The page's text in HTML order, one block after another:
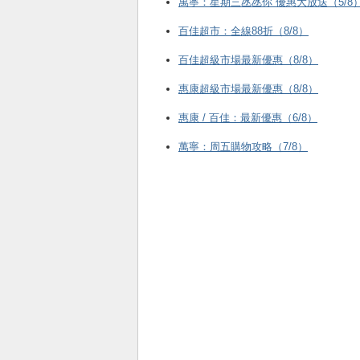
百佳超市：全線88折（8/8）
百佳超級市場最新優惠（8/8）
惠康超級市場最新優惠（8/8）
惠康 / 百佳：最新優惠（6/8）
萬寧：周五購物攻略（7/8）